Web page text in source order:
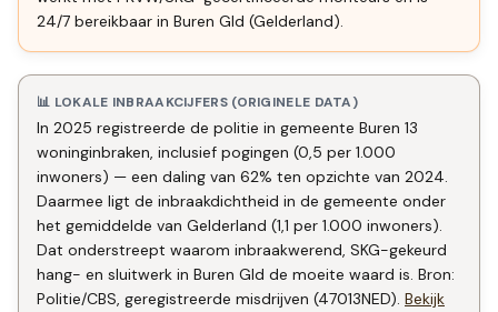
24/7 bereikbaar in Buren Gld (Gelderland).
📊 LOKALE INBRAAKCIJFERS (ORIGINELE DATA)
In 2025 registreerde de politie in gemeente Buren 13
woninginbraken, inclusief pogingen (0,5 per 1.000
inwoners) — een daling van 62% ten opzichte van 2024.
Daarmee ligt de inbraakdichtheid in de gemeente onder
het gemiddelde van Gelderland (1,1 per 1.000 inwoners).
Dat onderstreept waarom inbraakwerend, SKG-gekeurd
hang- en sluitwerk in Buren Gld de moeite waard is. Bron:
Politie/CBS, geregistreerde misdrijven (47013NED). Bekijk